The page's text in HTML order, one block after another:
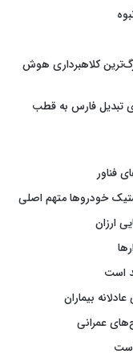
بزرگ‌ترین کلاهبرداری هوش
تبدیل فارس به قطب
فناور
خودروها متهم اصلی
ارزان
است
بیماران
عمرانی